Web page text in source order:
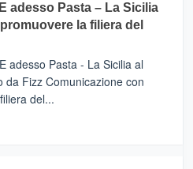
adesso Pasta – La Sicilia
la filiera del
adesso Pasta - La Sicilia al
da Fizz Comunicazione con
del...